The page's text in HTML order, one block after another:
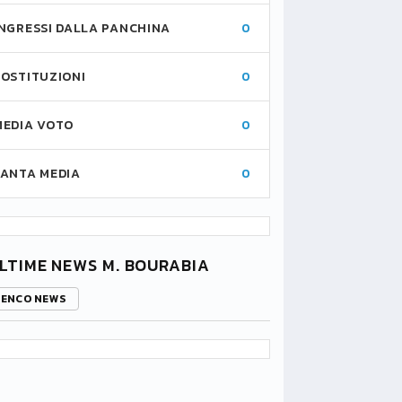
DALLA PANCHINA 0
0
VOTO 0
MEDIA 0
NEWS M. BOURABIA
NEWS